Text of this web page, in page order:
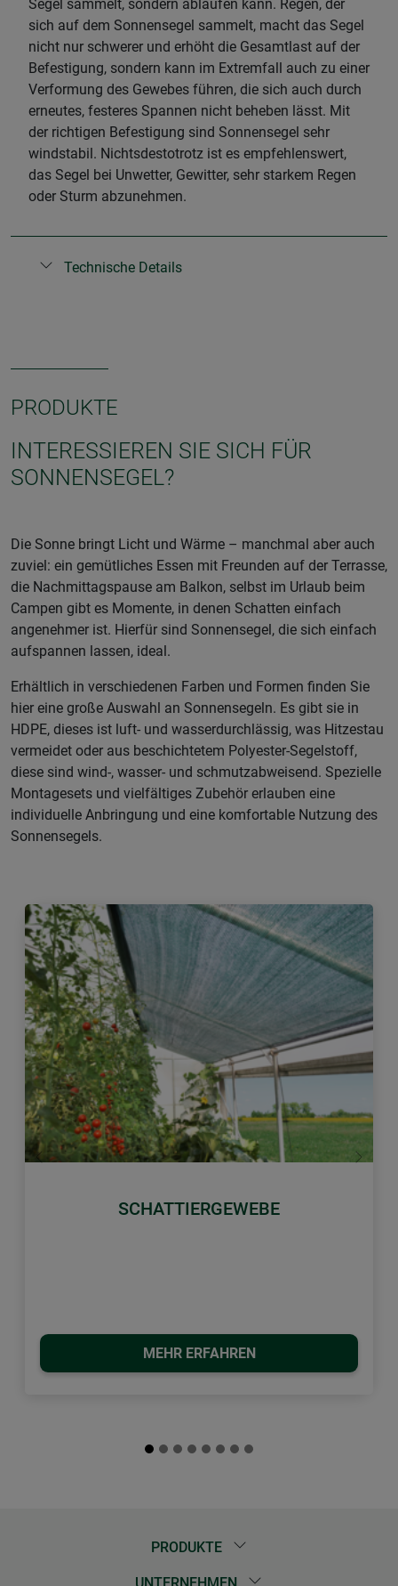
Segel sammelt, sondern ablaufen kann. Regen, der
sich auf dem Sonnensegel sammelt, macht das Segel
nicht nur schwerer und erhöht die Gesamtlast auf der
Befestigung, sondern kann im Extremfall auch zu einer
Verformung des Gewebes führen, die sich auch durch
erneutes, festeres Spannen nicht beheben lässt. Mit
der richtigen Befestigung sind Sonnensegel sehr
windstabil. Nichtsdestotrotz ist es empfehlenswert,
das Segel bei Unwetter, Gewitter, sehr starkem Regen
oder Sturm abzunehmen.
Technische Details
PRODUKTE
INTERESSIEREN SIE SICH FÜR
SONNENSEGEL?
Die Sonne bringt Licht und Wärme – manchmal aber auch
zuviel: ein gemütliches Essen mit Freunden auf der Terrasse,
die Nachmittagspause am Balkon, selbst im Urlaub beim
Campen gibt es Momente, in denen Schatten einfach
angenehmer ist. Hierfür sind Sonnensegel, die sich einfach
aufspannen lassen, ideal.
Erhältlich in verschiedenen Farben und Formen finden Sie
hier eine große Auswahl an Sonnensegeln. Es gibt sie in
HDPE, dieses ist luft- und wasserdurchlässig, was Hitzestau
vermeidet oder aus beschichtetem Polyester-Segelstoff,
diese sind wind-, wasser- und schmutzabweisend. Spezielle
Montagesets und vielfältiges Zubehör erlauben eine
individuelle Anbringung und eine komfortable Nutzung des
Sonnensegels.
SCHATTIERGEWEBE
MEHR ERFAHREN
Zurück Weiter
PRODUKTE